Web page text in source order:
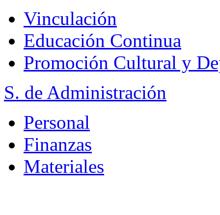
Vinculación
Educación Continua
Promoción Cultural y
S. de Administración
Personal
Finanzas
Materiales